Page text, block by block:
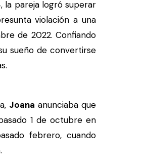
la pareja logró superar
violación a una
de 2022. Confiando
sueño de convertirse
Joana anunciaba que
1 de octubre en
febrero, cuando